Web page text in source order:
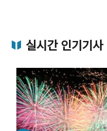
실시간 인기기사